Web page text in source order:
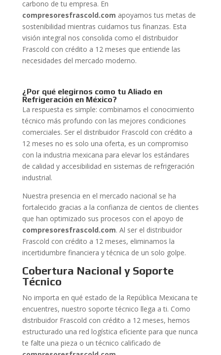
carbono de tu empresa. En
compresoresfrascold.com apoyamos tus metas de
sostenibilidad mientras cuidamos tus finanzas. Esta
visión integral nos consolida como el distribuidor
Frascold con crédito a 12 meses que entiende las
necesidades del mercado moderno.
¿Por qué elegirnos como tu Aliado en
Refrigeración en México?
La respuesta es simple: combinamos el conocimiento
técnico más profundo con las mejores condiciones
comerciales. Ser el distribuidor Frascold con crédito a
12 meses no es solo una oferta, es un compromiso
con la industria mexicana para elevar los estándares
de calidad y accesibilidad en sistemas de refrigeración
industrial.
Nuestra presencia en el mercado nacional se ha
fortalecido gracias a la confianza de cientos de clientes
que han optimizado sus procesos con el apoyo de
compresoresfrascold.com. Al ser el distribuidor
Frascold con crédito a 12 meses, eliminamos la
incertidumbre financiera y técnica de un solo golpe.
Cobertura Nacional y Soporte
Técnico
No importa en qué estado de la República Mexicana te
encuentres, nuestro soporte técnico llega a ti. Como
distribuidor Frascold con crédito a 12 meses, hemos
estructurado una red logística eficiente para que nunca
te falte una pieza o un técnico calificado de